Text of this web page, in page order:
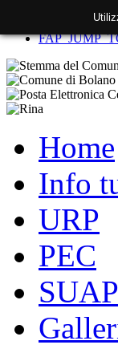
Home
Info
URP
PEC
SUAP